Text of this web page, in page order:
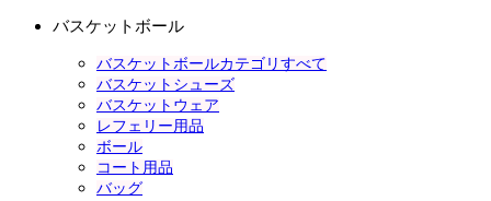
バスケットボール
バスケットボールカテゴリすべて
バスケットシューズ
バスケットウェア
レフェリー用品
ボール
コート用品
バッグ